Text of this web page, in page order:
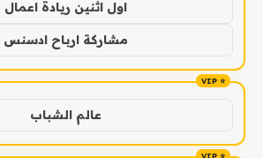
اول اثنين ريادة اعمال
مشاركة ارباح ادسنس
عالم الشباب